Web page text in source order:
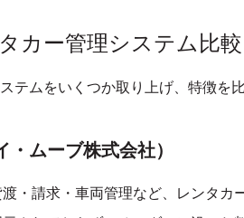
カー管理システム比較
テムをいくつか取り上げ、特徴を
・ムーブ株式会社）
・請求・車両管理など、レンタカ